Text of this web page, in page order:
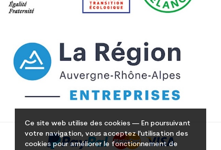
Ce site web utilise des cookies — En poursuivant
votre navigation, vous acceptez l'utilisation des
cookies pour améliorer le fonctionnement de